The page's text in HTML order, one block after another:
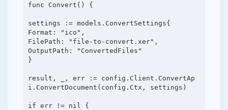
func Convert() {
settings := models.ConvertSettings{
Format: "ico",
FilePath: "file-to-convert.xer",
OutputPath: "ConvertedFiles"
}
result, _, err := config.Client.ConvertAp
i.ConvertDocument(config.Ctx, settings)
if err != nil {